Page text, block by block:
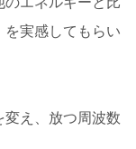
実感してもらい
変え、放つ周波数